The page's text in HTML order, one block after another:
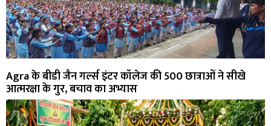
Agra के बीडी जैन गर्ल्स इंटर कॉलेज की 500 छात्राओं ने सीखे
आत्मरक्षा के गुर, बचाव का अभ्यास